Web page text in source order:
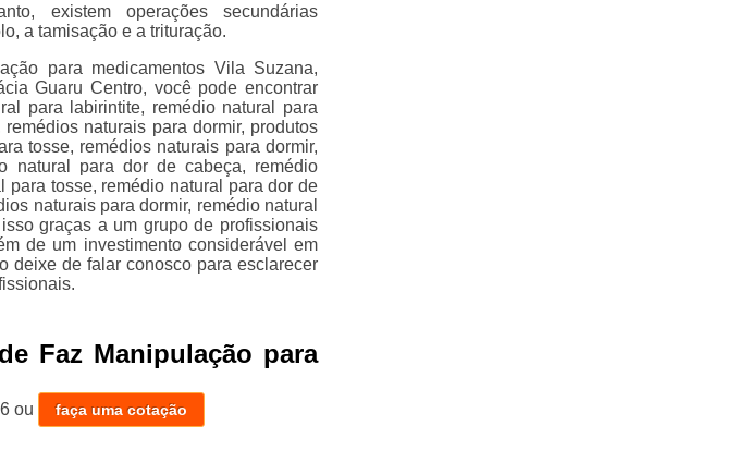
existem operações secundárias
a tamisação e a trituração.
para medicamentos Vila Suzana,
Guaru Centro, você pode encontrar
para labirintite, remédio natural para
naturais para dormir, produtos
tosse, remédios naturais para dormir,
natural para dor de cabeça, remédio
para tosse, remédio natural para dor de
naturais para dormir, remédio natural
graças a um grupo de profissionais
de um investimento considerável em
deixe de falar conosco para esclarecer
Faz Manipulação para
ou faça uma cotação